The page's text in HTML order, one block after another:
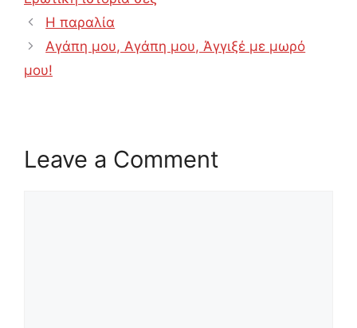
Η παραλία
Αγάπη μου, Αγάπη μου, Άγγιξέ με μωρό
μου!
Leave a Comment